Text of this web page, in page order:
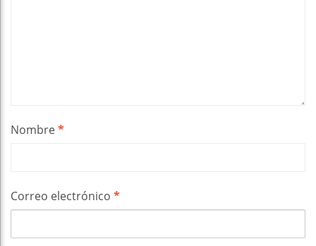
Nombre*
Correo electrónico *